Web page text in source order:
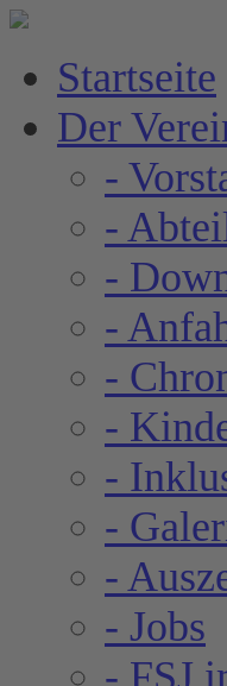
Startseite
Der
-
-
-
-
-
-
-
-
-
- Jobs
- FSJ